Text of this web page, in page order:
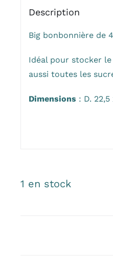
1 en stock
Description
Big bonbonnière de
Idéal pour stocker
aussi toutes les
Dimensions : D.